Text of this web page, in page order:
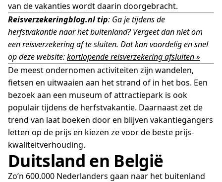
van de vakanties wordt daarin doorgebracht.
Reisverzekeringblog.nl tip: Ga je tijdens de
herfstvakantie naar het buitenland? Vergeet dan niet om
een reisverzekering af te sluiten. Dat kan voordelig en snel
op deze website:kortlopende reisverzekering afsluiten »
De meest ondernomen activiteiten zijn wandelen,
fietsen en uitwaaien aan het strand of in het bos. Een
bezoek aan een museum of attractiepark is ook
populair tijdens de herfstvakantie. Daarnaast zet de
trend van laat boeken door en blijven vakantiegangers
letten op de prijs en kiezen ze voor de beste prijs-
kwaliteitverhouding.
Duitsland en België
Zo’n 600.000 Nederlanders gaan naar het buitenland